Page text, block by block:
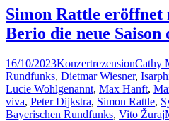
Simon Rattle
Berio die neue Saison
16/10/2023KonzertrezensionCathy
Rundfunks, Dietmar Wiesner,
Lucie Wohlgenannt, Max Hanft,
viva, Peter Dijkstra, Simon Rattle,
Bayerischen Rundfunks, Vito Žuraj